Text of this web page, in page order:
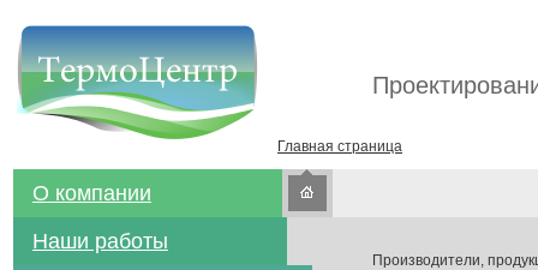
Главная страница
О компании
Наши работы
Производители,